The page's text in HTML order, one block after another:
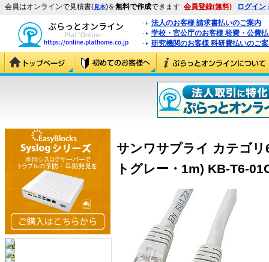
会員はオンラインで見積書(見本)を無料で作成できます 会員登録(無料) ログイン
法人のお客様 請求書払いのご案内
学校・官公庁のお客様 校費・公費
研究機関のお客様 科研費払いのご
サンワサプライ カテゴ
トグレー・1m) KB-T6-